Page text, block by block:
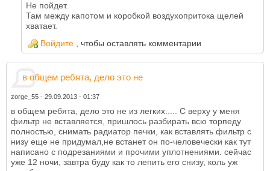
Не пойдет.
Там между капотом и коробкой воздухопритока щелей
хватает.
Войдите , чтобы оставлять комментарии
в общем ребята, дело это не
zorge_55- 29.09.2013 - 01:37
в общем ребята, дело это не из легких..... С верху у меня
фильтр не вставляется, пришлось разбирать всю торпеду
полностью, снимать радиатор печки, как вставлять фильтр с
низу еще не придумал,не встанет он по-человечески как тут
написано с подрезаниями и прочими уплотнениями. сейчас
уже 12 ночи, завтра буду как то лепить его снизу, коль уж